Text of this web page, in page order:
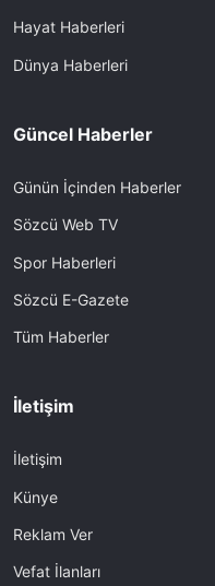
Hayat Haberleri
Dünya Haberleri
Güncel Haberler
Günün İçinden Haberler
Sözcü Web TV
Spor Haberleri
Sözcü E-Gazete
Tüm Haberler
İletişim
İletişim
Künye
Reklam Ver
Vefat İlanları